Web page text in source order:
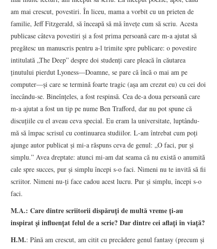
am mai crescut, povestiri. În liceu, mama a vorbit cu un prieten de
familie, Jeff Fitzgerald, să înceapă să mă înveţe cum să scriu. Acesta
publicase câteva povestiri şi a fost prima persoană care m-a ajutat să
pregătesc un manuscris pentru a-l trimite spre publicare: o povestire
intitulată „The Deep” despre doi studenţi care pleacă în căutarea
ţinutului pierdut Lyoness—Doamne, se pare că încă o mai am pe
computer—şi care se termină foarte tragic (aşa am crezut eu) cu cei doi
înecându-se. Bineînţeles, a fost respinsă. Cea de-a doua persoană care
m-a ajutat a fost un tip pe nume Ben Trafford, dar nu pot spune că
discuţiile cu el aveau ceva special. Eu eram la universitate, luptându-
mă să împac scrisul cu continuarea studiilor. L-am întrebat cum poţi
ajunge autor publicat şi mi-a răspuns ceva de genul: „O faci, pur şi
simplu.” Avea dreptate: atunci mi-am dat seama că nu există o anumită
cale spre succes, pur şi simplu începi s-o faci. Nimeni nu te invită să fii
scriitor. Nimeni nu-ţi face cadou acest lucru. Pur şi simplu, începi s-o
faci.
M.A.: Care dintre scriitorii dispăruţi de multă vreme ţi-au
inspirat şi influenţat felul de a scrie? Dar dintre cei aflaţi în viaţă?
H.M.: Până am crescut, am citit cu precădere genul fantasy (precum şi